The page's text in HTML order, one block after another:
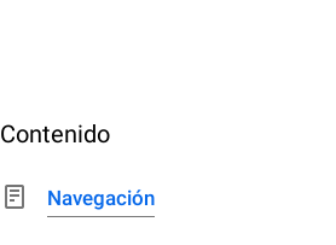
Contenido
Navegación